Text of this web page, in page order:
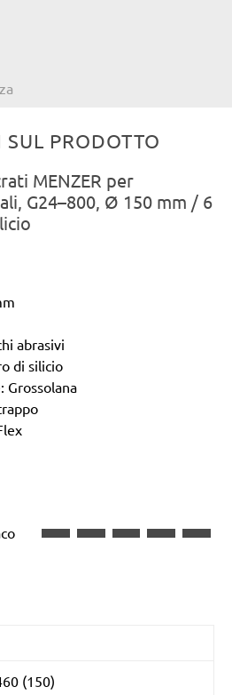
PRODOTTO
MENZER per
G24–800, Ø 150 mm / 6
abrasivi
di silicio
Grossolana
(150)